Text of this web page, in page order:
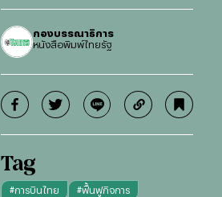
กองบรรณาธิการ
หนังสือพิมพ์ไทยรัฐ
Tag
#การบินไทย #ฟื้นฟูกิจการ